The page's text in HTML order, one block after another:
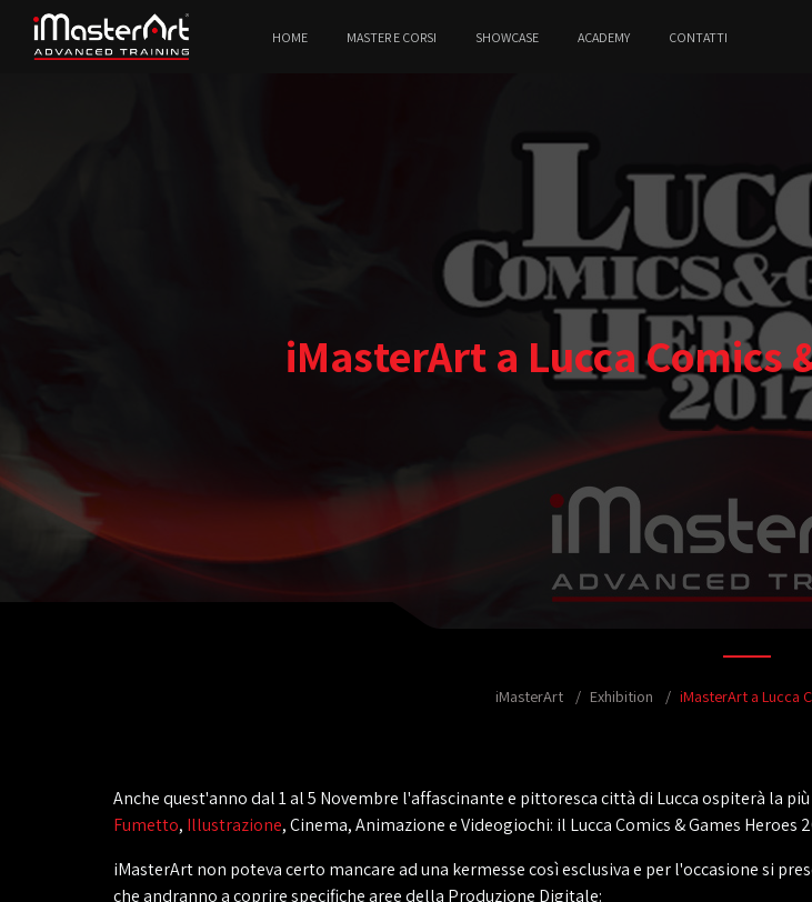
HOME MASTER E CORSI SHOWCASE ACADEMY CONTATTI
iMasterArt a Lucca Comics
iMasterArt Exhibition iMasterArt a Lucca
Anche quest'anno dal 1 al 5 Novembre l'affascinante e pittoresca città di Lucca ospiterà la
Fumetto, Illustrazione, Cinema, Animazione e Videogiochi: il Lucca Comics & Games Heroes
iMasterArt non poteva certo mancare ad una kermesse così esclusiva e per l'occasione si
che andranno a coprire specifiche aree della Produzione Digitale: